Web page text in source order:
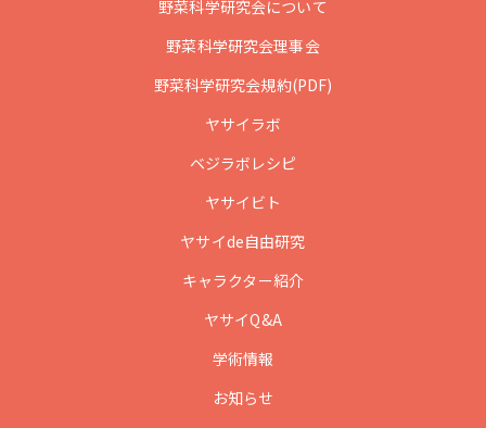
野菜科学研究会について
野菜科学研究会理事会
野菜科学研究会規約(PDF)
ヤサイラボ
ベジラボレシピ
ヤサイビト
ヤサイde自由研究
キャラクター紹介
ヤサイQ&A
学術情報
お知らせ